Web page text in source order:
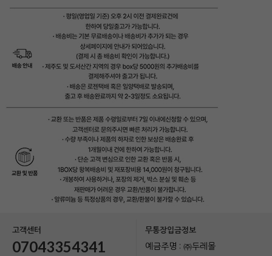
고객센터
07043354341
무통장입금정보
예금주명 : ㈜두레몰